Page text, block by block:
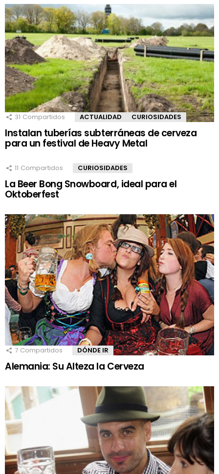
31 Compartidos ACTUALIDAD CURIOSIDADES
Instalan tuberías subterráneas de cerveza
para un festival de Heavy Metal
11 Compartidos CURIOSIDADES
La Beer Bong Snowboard, ideal para el
Oktoberfest
7 Compartidos DÓNDE IR
Alemania: Su Alteza la Cerveza